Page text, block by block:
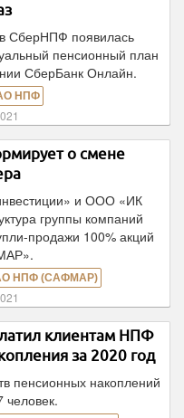
СберНПФ появилась
пенсионный план
СберБанк Онлайн.
НПФ
о смене
и ООО «ИК
группы компаний
продажи 100% акций
НПФ (САФМАР)
клиентам НПФ
за 2020 год
пенсионных накоплений
человек.